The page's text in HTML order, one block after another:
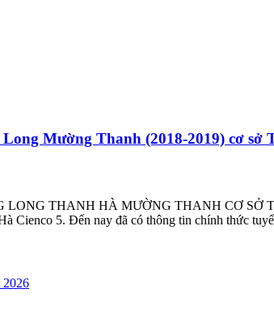
Mường Thanh (2018-2019) cơ sở
THANH HÀ MƯỜNG THANH CƠ SỞ
Cienco 5. Đến nay đã có thông tin chính thức